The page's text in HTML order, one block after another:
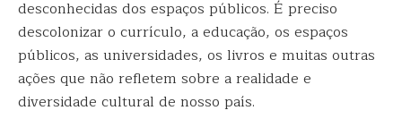
desconhecidas dos espaços públicos. É preciso
descolonizar o currículo, a educação, os espaços
públicos, as universidades, os livros e muitas outras
ações que não refletem sobre a realidade e
diversidade cultural de nosso país.